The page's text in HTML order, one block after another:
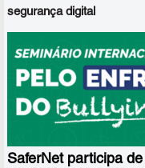
A Disciplina de
aplicada no Ensino
primeira rodada do
estará em evidência
segurança digital
SaferNet participa